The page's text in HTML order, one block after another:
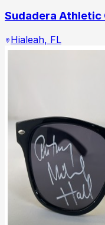
Sudadera Athletic
Hialeah, FL